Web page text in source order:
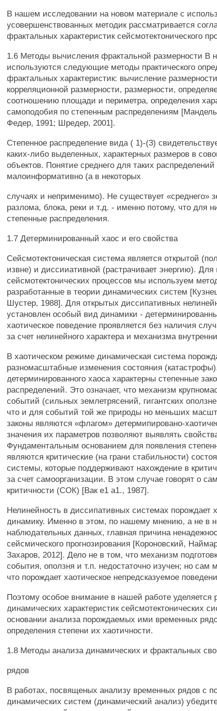
В нашем исследовании на новом материале с
усовершенствованных методик рассматривается
фрактальных характеристик сейсмотектонического
1.6 Методы вычисления фрактальной размерности В
используются следующие методы практического
фрактальных характеристик: вычисление
корреляционной размерности, размерности,
соотношению площади и периметра, определения
самоподобия по степенным распределениям
Федер, 1991; Шредер, 2001].
Степенное распределение вида ( 1)-(3)
каких-либо выделенных, характерных размеров в
объектов. Понятие среднего для таких распределений
малоинформативно (а в некоторых
случаях и неприменимо). Не существует «среднего»
разлома, блока, реки и т.д. - именно потому, что для
степенные распределения.
1.7 Детерминированный хаос и его свойства
Сейсмотектоническая система является открытой
извне) и диссииативной (растрачивает энергию). Для
сейсмотектонических процессов мы используем
разработанные в теории динамических систем
Шустер, 1988]. Для открытых диссипативных
установлен особый вид динамики -
хаотическое поведение проявляется без наличия
за счет нелинейного характера и механизма
В хаотическом режиме динамическая система
разномасштабные изменения состояния
детерминированного хаоса характерны степенные
распределений. Это означает, что механизм
событий (сильных землетрясений, гигантских
что и для событий той же природы но меньших
законы являются «флагом» детермипировано-
значения их параметров позволяют выявлять
Фундаментальным основанием для появления
являются критические (на грани стабильности)
системы, которые поддерживают нахождение в
за счет самоорганизации. В этом случае говорят о
критичности (СОК) [Вак е1 а1., 1987].
Нелинейность в диссипативных системах порождает
динамику. Именно в этом, по нашему мнению, а не в
наблюдательных данных, главная причина
сейсмического прогнозирования [Короновский,
Захаров, 2012]. Дело не в том, что механизм
события, оползня и т.п. недостаточно изучен; но сам
что порождает хаотическое непредсказуемое
Поэтому особое внимание в нашей работе уделяется
динамических характеристик сейсмотектонических
основании анализа порождаемых ими временных
определения степени их хаотичности.
1.8 Методы анализа динамических и фрактальных
рядов
В работах, посвященых анализу временных рядов с
динамических систем (динамический анализ)